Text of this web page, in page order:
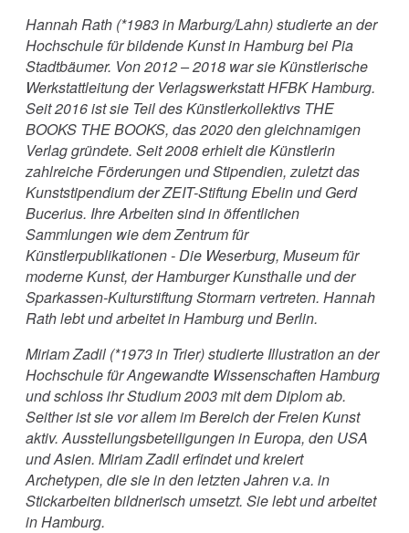
Hannah Rath (*1983 in Marburg/Lahn) studierte an der
Hochschule für bildende Kunst in Hamburg bei Pia
Stadtbäumer. Von 2012 – 2018 war sie Künstlerische
Werkstattleitung der Verlagswerkstatt HFBK Hamburg.
Seit 2016 ist sie Teil des Künstlerkollektivs THE
BOOKS THE BOOKS, das 2020 den gleichnamigen
Verlag gründete. Seit 2008 erhielt die Künstlerin
zahlreiche Förderungen und Stipendien, zuletzt das
Kunststipendium der ZEIT-Stiftung Ebelin und Gerd
Bucerius. Ihre Arbeiten sind in öffentlichen
Sammlungen wie dem Zentrum für
Künstlerpublikationen - Die Weserburg, Museum für
moderne Kunst, der Hamburger Kunsthalle und der
Sparkassen-Kulturstiftung Stormarn vertreten. Hannah
Rath lebt und arbeitet in Hamburg und Berlin.
Miriam Zadil (*1973 in Trier) studierte Illustration an der
Hochschule für Angewandte Wissenschaften Hamburg
und schloss ihr Studium 2003 mit dem Diplom ab.
Seither ist sie vor allem im Bereich der Freien Kunst
aktiv. Ausstellungsbeteiligungen in Europa, den USA
und Asien. Miriam Zadil erfindet und kreiert
Archetypen, die sie in den letzten Jahren v.a. in
Stickarbeiten bildnerisch umsetzt. Sie lebt und arbeitet
in Hamburg.